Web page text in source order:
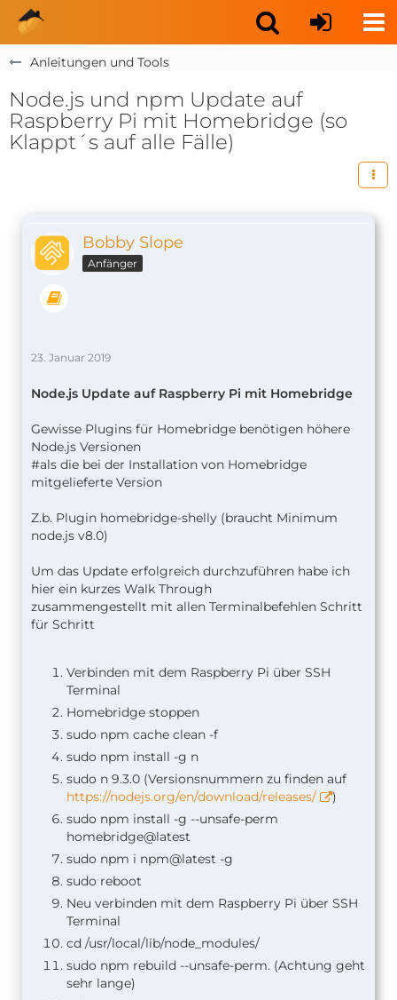
Anleitungen und Tools
Node.js und npm Update auf
Raspberry Pi mit Homebridge (so
Klappt´s auf alle Fälle)
Bobby Slope
Anfänger
23. Januar 2019
Node.js Update auf Raspberry Pi mit Homebridge
Gewisse Plugins für Homebridge benötigen höhere
Node.js Versionen
#als die bei der Installation von Homebridge
mitgelieferte Version
Z.b. Plugin homebridge-shelly (braucht Minimum
node.js v8.0)
Um das Update erfolgreich durchzuführen habe ich
hier ein kurzes Walk Through
zusammengestellt mit allen Terminalbefehlen Schritt
für Schritt
Verbinden mit dem Raspberry Pi über SSH
Terminal
Homebridge stoppen
sudo npm cache clean -f
sudo npm install -g n
sudo n 9.3.0 (Versionsnummern zu finden auf
https://nodejs.org/en/download/releases/
)
sudo npm install -g --unsafe-perm
homebridge@latest
sudo npm i npm@latest -g
sudo reboot
Neu verbinden mit dem Raspberry Pi über SSH
Terminal
cd /usr/local/lib/node_modules/
sudo npm rebuild --unsafe-perm. (Achtung geht
sehr lange)